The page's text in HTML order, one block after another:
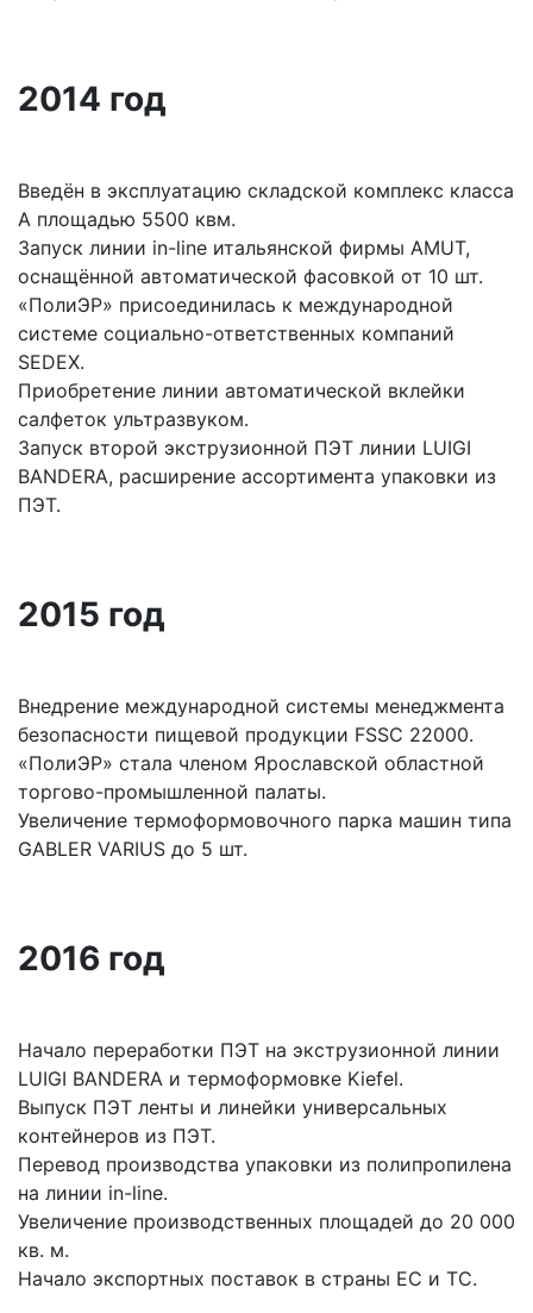
2014 год
Введён в эксплуатацию складской комплекс класса
А площадью 5500 квм.
Запуск линии in-line итальянской фирмы AMUT,
оснащённой автоматической фасовкой от 10 шт.
«ПолиЭР» присоединилась к международной
системе социально-ответственных компаний
SEDEX.
Приобретение линии автоматической вклейки
салфеток ультразвуком.
Запуск второй экструзионной ПЭТ линии LUIGI
BANDERA, расширение ассортимента упаковки из
ПЭТ.
2015 год
Внедрение международной системы менеджмента
безопасности пищевой продукции FSSC 22000.
«ПолиЭР» стала членом Ярославской областной
торгово-промышленной палаты.
Увеличение термоформовочного парка машин типа
GABLER VARIUS до 5 шт.
2016 год
Начало переработки ПЭТ на экструзионной линии
LUIGI BANDERA и термоформовке Kiefel.
Выпуск ПЭТ ленты и линейки универсальных
контейнеров из ПЭТ.
Перевод производства упаковки из полипропилена
на линии in-line.
Увеличение производственных площадей до 20 000
кв. м.
Начало экспортных поставок в страны ЕС и ТС.